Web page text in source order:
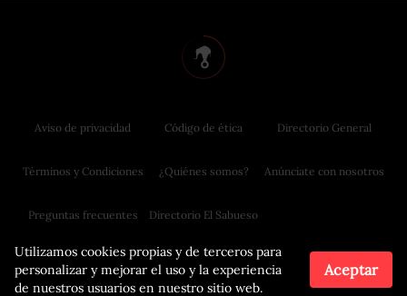
Utilizamos cookies propias y de terceros para
personalizar y mejorar el uso y la experiencia
de nuestros usuarios en nuestro sitio web.
Aceptar
Aviso de privacidad
Términos y Condiciones
Preguntas frecuentes
Código de ética
¿Quiénes somos?
Directorio El Sabueso
Directorio General
Anúnciate con nosotros